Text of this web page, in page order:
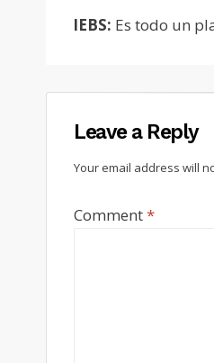
IEBS: Es todo un
Leave a Reply
Your email address will
Comment*